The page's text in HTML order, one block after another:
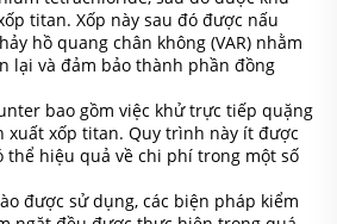
titan. Xốp này sau đó được nấu
hồ quang chân không (VAR) nhằm
lại và đảm bảo thành phần đồng
bao gồm việc khử trực tiếp quặng
xuất xốp titan. Quy trình này ít được
thể hiệu quả về chi phí trong một số
được sử dụng, các biện pháp kiểm